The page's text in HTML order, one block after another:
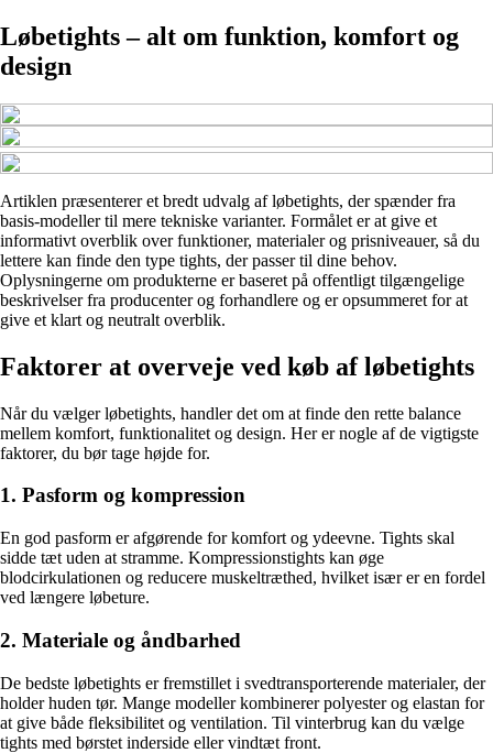
Løbetights – alt om funktion, komfort og
design
Artiklen præsenterer et bredt udvalg af løbetights, der spænder fra
basis-modeller til mere tekniske varianter. Formålet er at give et
informativt overblik over funktioner, materialer og prisniveauer, så du
lettere kan finde den type tights, der passer til dine behov.
Oplysningerne om produkterne er baseret på offentligt tilgængelige
beskrivelser fra producenter og forhandlere og er opsummeret for at
give et klart og neutralt overblik.
Faktorer at overveje ved køb af løbetights
Når du vælger løbetights, handler det om at finde den rette balance
mellem komfort, funktionalitet og design. Her er nogle af de vigtigste
faktorer, du bør tage højde for.
1. Pasform og kompression
En god pasform er afgørende for komfort og ydeevne. Tights skal
sidde tæt uden at stramme. Kompressionstights kan øge
blodcirkulationen og reducere muskeltræthed, hvilket især er en fordel
ved længere løbeture.
2. Materiale og åndbarhed
De bedste løbetights er fremstillet i svedtransporterende materialer, der
holder huden tør. Mange modeller kombinerer polyester og elastan for
at give både fleksibilitet og ventilation. Til vinterbrug kan du vælge
tights med børstet inderside eller vindtæt front.